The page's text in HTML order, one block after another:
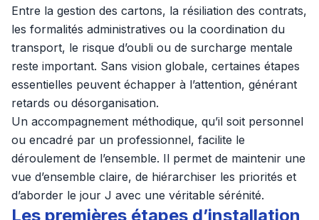
Entre la gestion des cartons, la résiliation des contrats,
les formalités administratives ou la coordination du
transport, le risque d’oubli ou de surcharge mentale
reste important. Sans vision globale, certaines étapes
essentielles peuvent échapper à l’attention, générant
retards ou désorganisation.
Un accompagnement méthodique, qu’il soit personnel
ou encadré par un professionnel, facilite le
déroulement de l’ensemble. Il permet de maintenir une
vue d’ensemble claire, de hiérarchiser les priorités et
d’aborder le jour J avec une véritable sérénité.
Les premières étapes d’installation